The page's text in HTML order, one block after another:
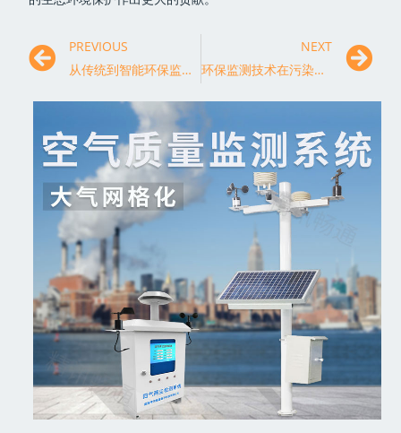
PREVIOUS
从传统到智能环保监测技术的发展趋势
NEXT
环保监测技术在污染防控中的应用与挑战